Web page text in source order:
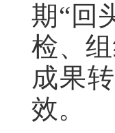
期“回
检、
成果
效。